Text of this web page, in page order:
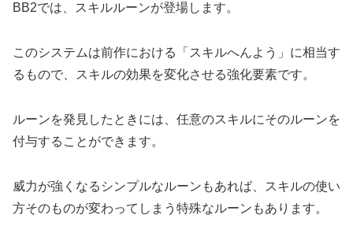
BB2では、スキルルーンが登場します。
このシステムは前作における「スキルへんよう」に相当す
るもので、スキルの効果を変化させる強化要素です。
ルーンを発見したときには、任意のスキルにそのルーンを
付与することができます。
威力が強くなるシンプルなルーンもあれば、スキルの使い
方そのものが変わってしまう特殊なルーンもあります。